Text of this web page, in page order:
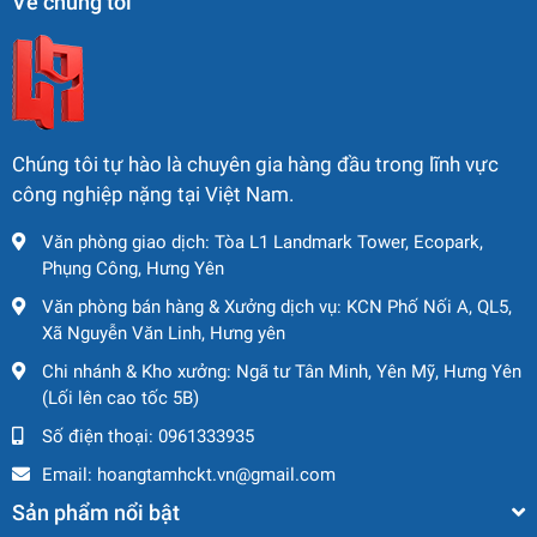
📏Chiều rộng:
📏Chiều cao (cabin):
🔺Khoảng sáng gầm:
🔄Bán kính quay vòng:4.670 mm
⛰ Khả năng leo dốc: 28° / 34°
👉 Thiết kế tối ưu giúp
di chuyển linh hoạt trong nhiều
🔹 Trống lu (Drum)
Chiều rộng trống:2.140 mm
🛞Đường kính trống:1.504 mm
🛞 Độ dày trống:25 mm
🛞
Loại trống:Trơn (Smooth drum)
Chúng tôi tự hào là chuyên gia hàng đầu trong lĩnh vực
công nghiệp nặng tại Việt Nam.
Văn phòng giao dịch: Tòa L1 Landmark Tower, Ecopark,
Phụng Công, Hưng Yên
Văn phòng bán hàng & Xưởng dịch vụ: KCN Phố Nối A, QL5,
Xã Nguyễn Văn Linh, Hưng yên
Chi nhánh & Kho xưởng: Ngã tư Tân Minh, Yên Mỹ, Hưng Yên
(Lối lên cao tốc 5B)
Số điện thoại: 0961333935
Email: hoangtamhckt.vn@gmail.com
Sản phẩm nổi bật